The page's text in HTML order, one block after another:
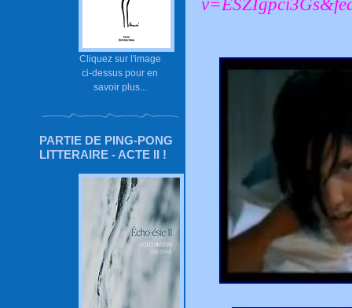
Cliquez sur l'image
ci-dessus pour en
savoir plus...
PARTIE DE PING-PONG
LITTERAIRE - ACTE II !